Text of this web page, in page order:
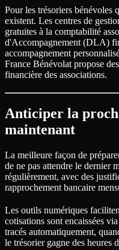
Pour les trésoriers bénévoles
existent. Les centres de
gratuites à la comptabilité
d'Accompagnement (DLA)
accompagnement
France Bénévolat propose
financière des associations.
Anticiper la
maintenant
La meilleure façon de
de ne pas attendre le dernier
régulièrement, avec des
rapprochement bancaire
Les outils numériques
cotisations sont encaissées
tracés automatiquement,
le trésorier gagne des heures